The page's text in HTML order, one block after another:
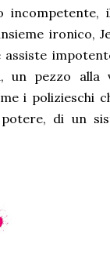
incompetente,
ironico,
un pezzo alla
i polizieschi
di un